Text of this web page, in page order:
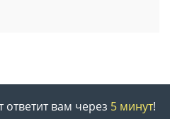
вам через 5 минут!